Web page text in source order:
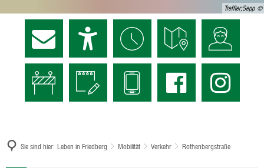
Treffler;Sepp
Sie sind hier: Leben in Friedberg Mobilität Verkehr Rothenbergstraße